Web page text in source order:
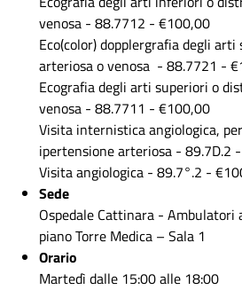
venosa - 88.7712 - €100,00
Eco(color) dopplergrafia degli
arteriosa o venosa - 88.7721 -
Ecografia degli arti superiori o
venosa - 88.7711 - €100,00
Visita internistica angiologica,
ipertensione arteriosa - 89.7D.2
Visita angiologica - 89.7°.2 -
Sede
Ospedale Cattinara - Ambulatori
piano Torre Medica – Sala 1
Orario
Martedì dalle 15:00 alle 18:00